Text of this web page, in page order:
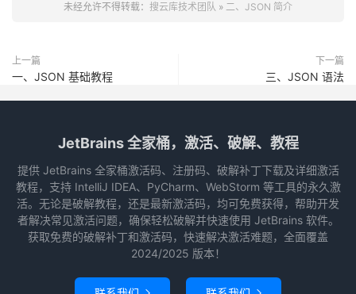
未经允许不得转载： 搜云库技术团队 » 二、JSON 简介
上一篇
一、JSON 基础教程
下一篇
三、JSON 语法
JetBrains 全家桶，激活、破解、教程
提供 JetBrains 全家桶激活码、注册码、破解补丁下载及详细激活
教程，支持 IntelliJ IDEA、PyCharm、WebStorm 等工具的永久激
活。无论是破解教程，还是最新激活码，均可免费获得，帮助开发
者解决常见激活问题，确保轻松破解并快速使用 JetBrains 软件。
获取免费的破解补丁和激活码，快速解决激活难题，全面覆盖
2024/2025 版本！